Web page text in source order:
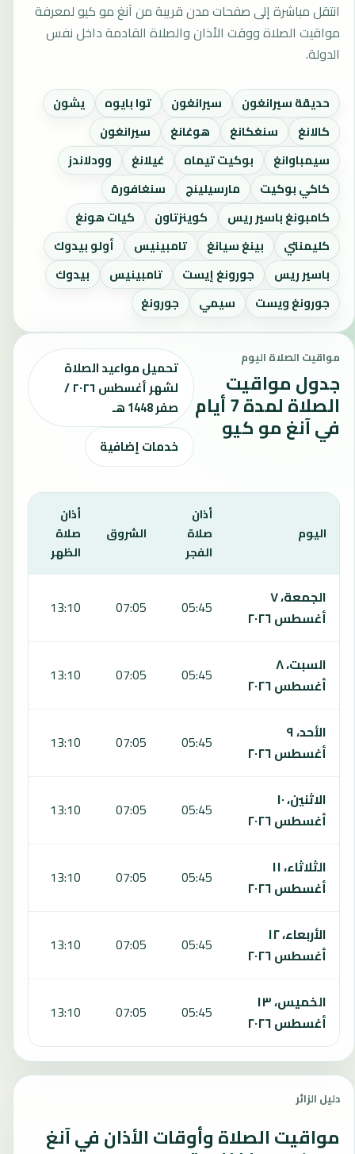
انتقل مباشرة إلى صفحات مدن قريبة من آنغ مو كيو لمعرفة
مواقيت الصلاة ووقت الأذان والصلاة القادمة داخل نفس
الدولة.
حديقة سيرانغون سيرانغون توا بايوه
يشون
كالانغ
سنغكانغ هوغانغ
سيرانغون
سيمباوانغ
بوكيت تيماه غيلانغ
وودلاندز
كاكي بوكيت
مارسيلينج
سنغافورة
كامبونغ باسير ريس
كوينزتاون
كيات هونغ
كليمنتي
بينغ سيانغ تامبينيس
أولو بيدوك
باسير ريس
جورونغ إيست تامبينيس
بيدوك
جورونغ ويست
سيمي جورونغ
مواقيت الصلاة اليوم
جدول مواقيت
الصلاة لمدة 7 أيام
في آنغ مو كيو
تحميل مواعيد الصلاة
لشهر أغسطس ٢٠٢٦ /
صفر 1448 هـ
خدمات إضافية
اليوم
أذان
صلاة
الفجر
الشروق
أذان
صلاة
الظهر
الجمعة، ٧
أغسطس ٢٠٢٦
05:45
07:05
13:10
السبت، ٨
أغسطس ٢٠٢٦
05:45
07:05
13:10
الأحد، ٩
أغسطس ٢٠٢٦
05:45
07:05
13:10
الاثنين، ١٠
أغسطس ٢٠٢٦
05:45
07:05
13:10
الثلاثاء، ١١
أغسطس ٢٠٢٦
05:45
07:05
13:10
الأربعاء، ١٢
أغسطس ٢٠٢٦
05:45
07:05
13:10
الخميس، ١٣
أغسطس ٢٠٢٦
05:45
07:05
13:10
دليل الزائر
مواقيت الصلاة وأوقات الأذان في آنغ